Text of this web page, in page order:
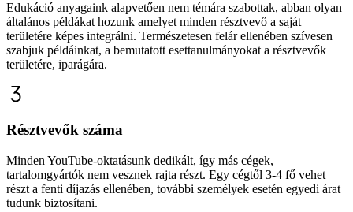
Edukáció anyagaink alapvetően nem témára szabottak, abban olyan
általános példákat hozunk amelyet minden résztvevő a saját
területére képes integrálni. Természetesen felár ellenében szívesen
szabjuk példáinkat, a bemutatott esettanulmányokat a résztvevők
területére, iparágára.
Résztvevők száma
Minden YouTube-oktatásunk dedikált, így más cégek,
tartalomgyártók nem vesznek rajta részt. Egy cégtől 3-4 fő vehet
részt a fenti díjazás ellenében, további személyek esetén egyedi árat
tudunk biztosítani.